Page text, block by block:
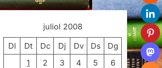
juliol 2008
Dl Dt Dc Dj Dv Ds
Dg
1
2 3 4 5
6